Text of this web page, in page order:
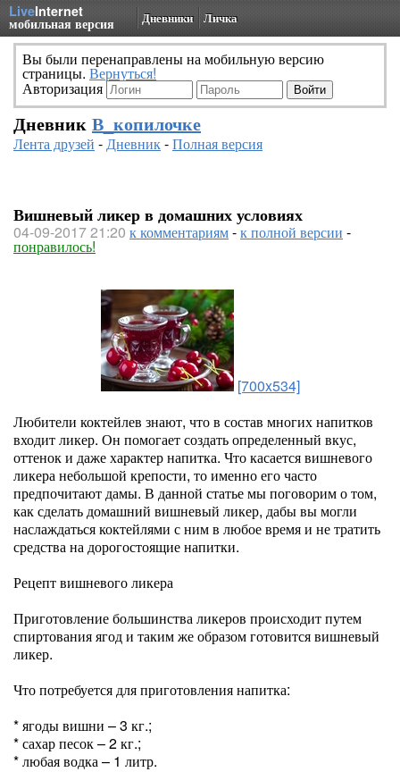
LiveInternet
мобильная версия Дневники Личка
Вы были перенаправлены на мобильную версию
страницы. Вернуться!
Авторизация
Дневник В_копилочке
Лента друзей -Дневник-Полная версия
Вишневый ликер в домашних условиях
04-09-2017 21:20 к комментариям-к полной версии -
понравилось!
[700x534]
Любители коктейлев знают, что в состав многих напитков
входит ликер. Он помогает создать определенный вкус,
оттенок и даже характер напитка. Что касается вишневого
ликера небольшой крепости, то именно его часто
предпочитают дамы. В данной статье мы поговорим о том,
как сделать домашний вишневый ликер, дабы вы могли
наслаждаться коктейлями с ним в любое время и не тратить
средства на дорогостоящие напитки.
Рецепт вишневого ликера
Приготовление большинства ликеров происходит путем
спиртования ягод и таким же образом готовится вишневый
ликер.
Что потребуется для приготовления напитка:
* ягоды вишни – 3 кг.;
* сахар песок – 2 кг.;
* любая водка – 1 литр.